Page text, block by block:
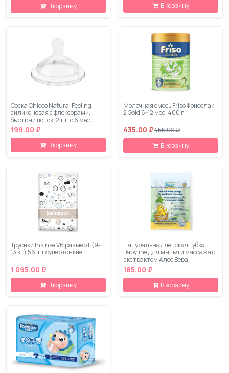
В корзину
В корзину
Соска Chicco Natural Feeling
силиконовая с флексорами,
быстрый поток, 2шт, с 6 мес
199.00 ₽
В корзину
Молочная смесь Friso Фрисолак
2 Gold 6-12 мес. 400 г
435.00 ₽455.00 ₽
В корзину
Трусики Insinse V6 размер L (9-
13 кг) 56 шт супертонкие
1 095.00 ₽
В корзину
Натуральная детская губка
Babyline для мытья и массажа с
экстрактом Алое Вера
185.00 ₽
В корзину